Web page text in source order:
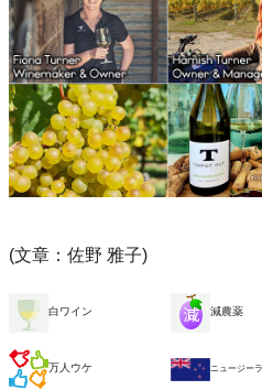
(文章：佐野 雅子)
白ワイン 減農薬
万人ウケ ニュージー